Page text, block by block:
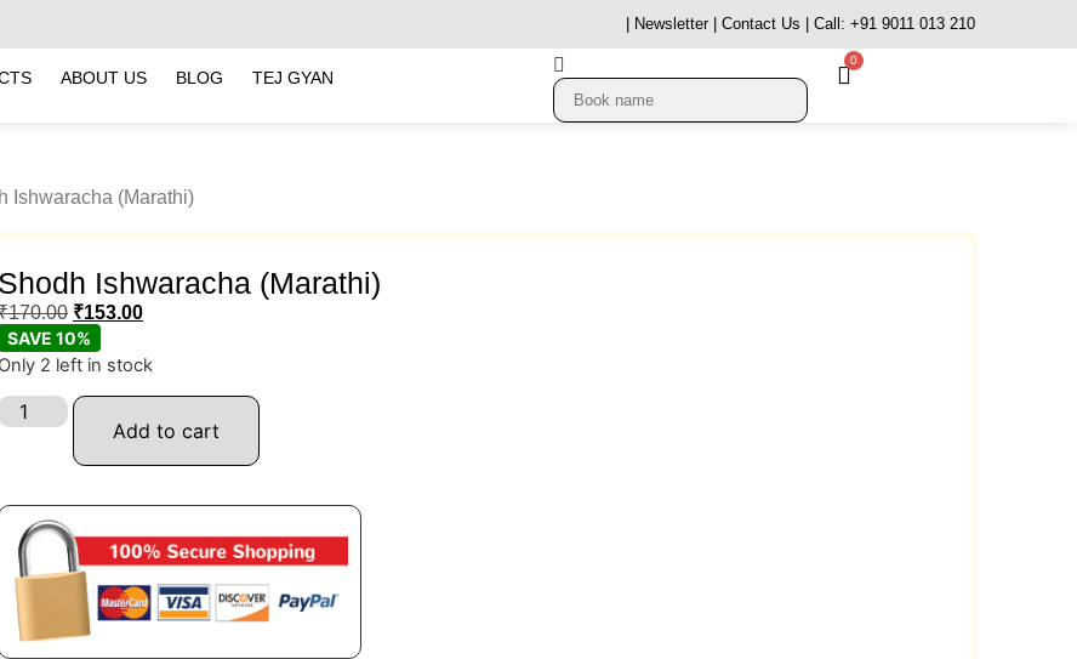
| Newsletter | Contact Us | Call: +91 9011 013 210
ABOUT US BLOG TEJ GYAN
0
Ishwaracha (Marathi)
Shodh Ishwaracha (Marathi)
170.00 ₹153.00
SAVE 10%
Only 2 left in stock
Add to cart